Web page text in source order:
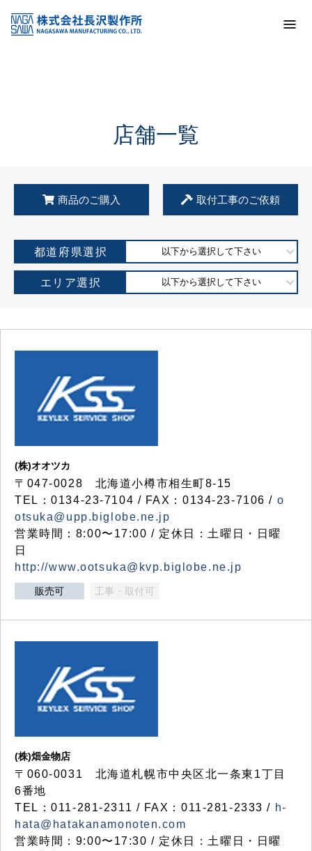
KSS加盟店・取扱店情報
店舗一覧
店舗一覧
商品のご購入 取付工事のご依頼
都道府県選択 以下から選択して下さい
エリア選択 以下から選択して下さい
(株)オオツカ
〒047-0028 北海道小樽市相生町8-15
TEL：0134-23-7104 / FAX：0134-23-7106 / o
otsuka@upp.biglobe.ne.jp
営業時間：8:00〜17:00 / 定休日：土曜日・日曜
日
http://www.ootsuka@kvp.biglobe.ne.jp
販売可 工事・取付可
(株)畑金物店
〒060-0031 北海道札幌市中央区北一条東1丁目
6番地
TEL：011-281-2311 / FAX：011-281-2333 / h-
hata@hatakanamonoten.com
営業時間：9:00〜17:30 / 定休日：土曜日・日曜